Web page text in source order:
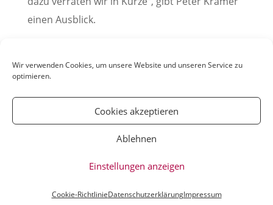
Wir verwenden Cookies, um unsere Website und unseren Service zu
optimieren.
Cookies akzeptieren
Ablehnen
Einstellungen anzeigen
Cookie-RichtlinieDatenschutzerklärungImpressum
einen Ausblick.
2022
Weinheimer Jugendmedien gUG //
//Datenschutz